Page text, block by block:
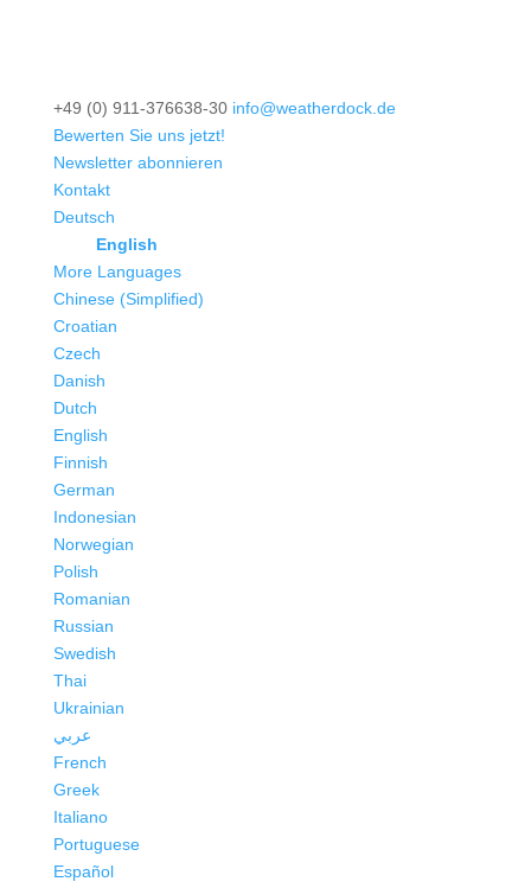
+49 (0) 911-376638-30 info@weatherdock.de
Bewerten Sie uns jetzt!
Newsletter abonnieren
Kontakt
Deutsch
English
More Languages
Chinese (Simplified)
Croatian
Czech
Danish
Dutch
English
Finnish
German
Indonesian
Norwegian
Polish
Romanian
Russian
Swedish
Thai
Ukrainian
عربي
French
Greek
Italiano
Portuguese
Español